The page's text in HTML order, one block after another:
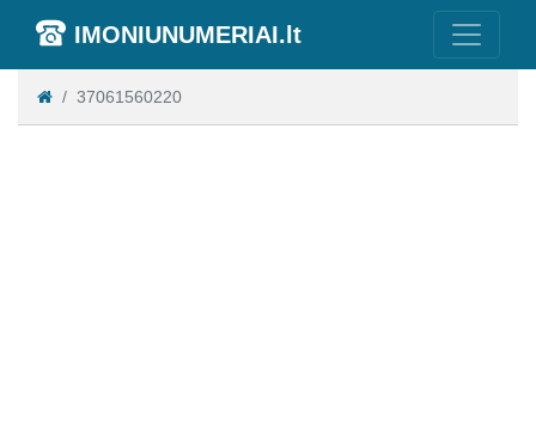
IMONIUNUMERIAI.lt
37061560220